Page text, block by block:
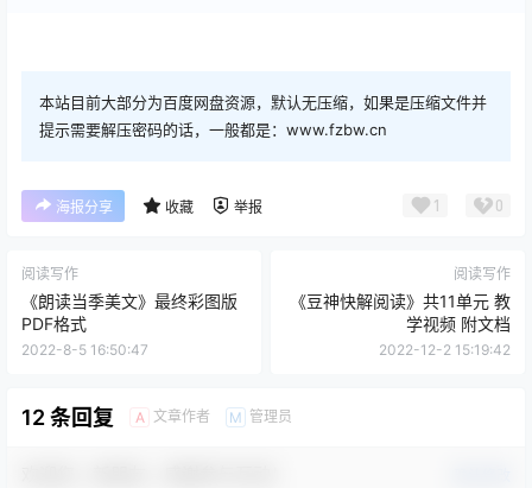
本站目前大部分为百度网盘资源，默认无压缩，如果是压缩文件并
提示需要解压密码的话，一般都是：www.fzbw.cn
海报分享 收藏 举报 1 0
阅读写作
《朗读当季美文》最终彩图版
PDF格式
2022-8-5 16:50:47
阅读写作
《豆神快解阅读》共11单元 教
学视频 附文档
2022-12-2 15:19:42
12 条回复 A 文章作者 M 管理员